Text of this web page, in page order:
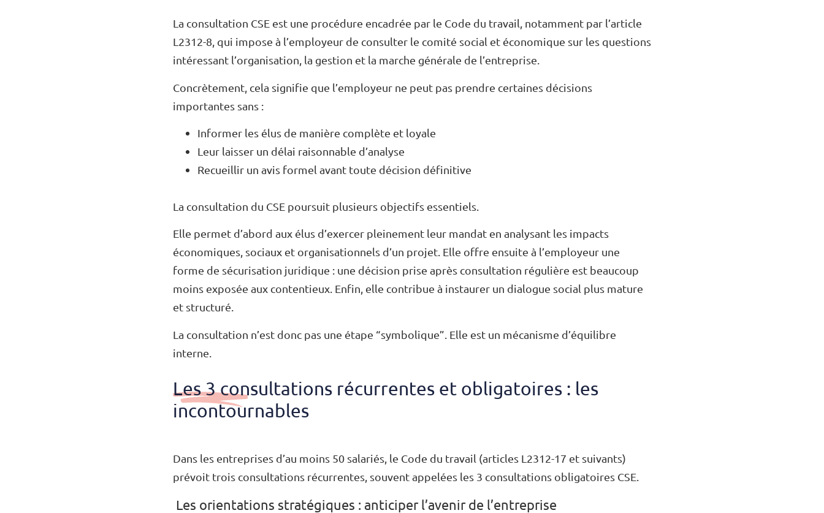
La consultation CSE est une procédure encadrée par le Code du travail, notamment par l’article
L2312-8, qui impose à l’employeur de consulter le comité social et économique sur les questions
intéressant l’organisation, la gestion et la marche générale de l’entreprise.
Concrètement, cela signifie que l’employeur ne peut pas prendre certaines décisions
importantes sans :
Informer les élus de manière complète et loyale
Leur laisser un délai raisonnable d’analyse
Recueillir un avis formel avant toute décision définitive
La consultation du CSE poursuit plusieurs objectifs essentiels.
Elle permet d’abord aux élus d’exercer pleinement leur mandat en analysant les impacts
économiques, sociaux et organisationnels d’un projet. Elle offre ensuite à l’employeur une
forme de sécurisation juridique : une décision prise après consultation régulière est beaucoup
moins exposée aux contentieux. Enfin, elle contribue à instaurer un dialogue social plus mature
et structuré.
La consultation n’est donc pas une étape “symbolique”. Elle est un mécanisme d’équilibre
interne.
Les 3 consultations récurrentes et obligatoires : les
incontournables
Dans les entreprises d’au moins 50 salariés, le Code du travail (articles L2312-17 et suivants)
prévoit trois consultations récurrentes, souvent appelées les 3 consultations obligatoires CSE.
Les orientations stratégiques : anticiper l’avenir de l’entreprise